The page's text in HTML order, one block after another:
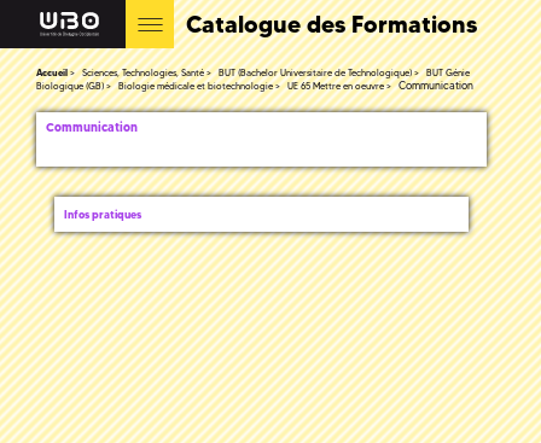
Catalogue des Formations
Accueil Sciences, Technologies, Santé BUT (Bachelor Universitaire de Technologique)
BUT Génie
Biologique (GB)
Biologie médicale et biotechnologie UE 65 Mettre en oeuvre Communication
Communication
Infos pratiques